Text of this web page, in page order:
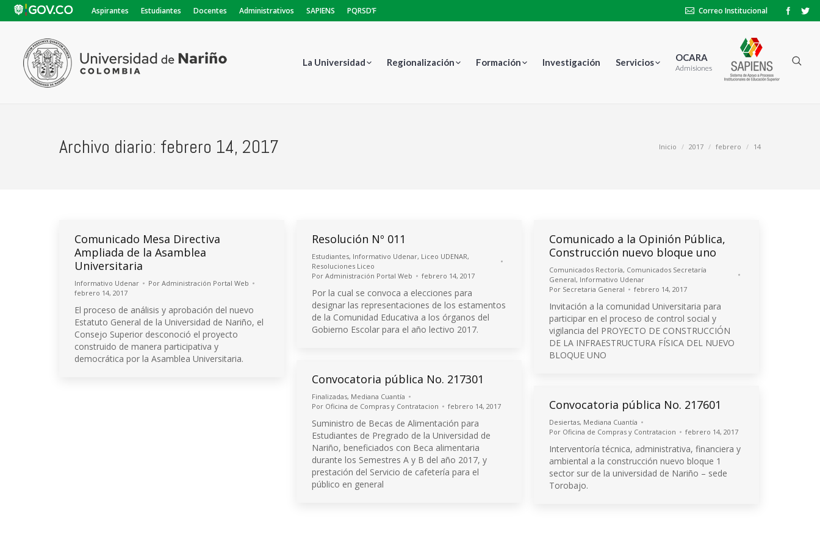
Aspirantes Estudiantes Docentes Administrativos SAPIENS PQRSD’F Correo Institucional
La Universidad Regionalización Formación Investigación Servicios OCARA
Admisiones
Archivo diario: febrero 14, 2017 Inicio 2017 febrero 14
Comunicado Mesa Directiva
Ampliada de la Asamblea
Universitaria
Informativo Udenar Por Administración Portal Web
febrero 14, 2017
El proceso de análisis y aprobación del nuevo
Estatuto General de la Universidad de Nariño, el
Consejo Superior desconoció el proyecto
construido de manera participativa y
democrática por la Asamblea Universitaria.
Resolución Nº 011
Estudiantes, Informativo Udenar, Liceo UDENAR,
Resoluciones Liceo
Por Administración Portal Web febrero 14, 2017
Por la cual se convoca a elecciones para
designar las representaciones de los estamentos
de la Comunidad Educativa a los órganos del
Gobierno Escolar para el año lectivo 2017.
Comunicado a la Opinión Pública,
Construcción nuevo bloque uno
Comunicados Rectoría, Comunicados Secretaría
General, Informativo Udenar
Por Secretaria General febrero 14, 2017
Invitación a la comunidad Universitaria para
participar en el proceso de control social y
vigilancia del PROYECTO DE CONSTRUCCIÓN
DE LA INFRAESTRUCTURA FÍSICA DEL NUEVO
BLOQUE UNO
Convocatoria pública No. 217301
Finalizadas, Mediana Cuantía
Por Oficina de Compras y Contratacion febrero 14, 2017
Suministro de Becas de Alimentación para
Estudiantes de Pregrado de la Universidad de
Nariño, beneficiados con Beca alimentaria
durante los Semestres A y B del año 2017, y
prestación del Servicio de cafetería para el
público en general
Convocatoria pública No. 217601
Desiertas, Mediana Cuantía
Por Oficina de Compras y Contratacion febrero 14, 2017
Interventoría técnica, administrativa, financiera y
ambiental a la construcción nuevo bloque 1
sector sur de la universidad de Nariño – sede
Torobajo.